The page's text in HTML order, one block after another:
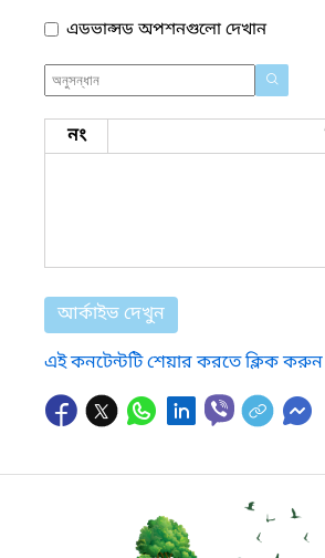
এডভান্সড অপশনগুলো দেখান
নং
আর্কাইভ দেখুন
এই কনটেন্টটি শেয়ার করতে ক্লিক করুন